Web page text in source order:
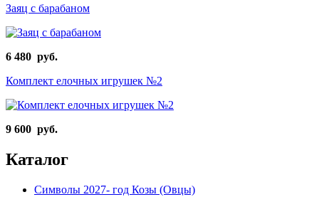
Заяц с барабаном
6 480 руб.
Комплект елочных игрушек №2
9 600 руб.
Каталог
Символы 2027- год Козы (Овцы)